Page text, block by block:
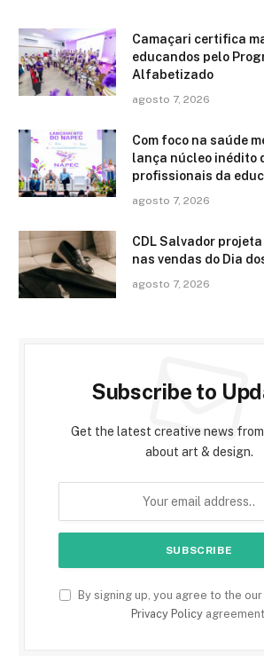
Camaçari certifica
educandos pelo
Alfabetizado
agosto 7, 2026
Com foco na saúde
lança núcleo inédito
profissionais da
agosto 7, 2026
CDL Salvador
nas vendas do Dia
agosto 7, 2026
Subscribe to
Get the latest creative news
about art & design.
By signing up, you agree to the
Privacy Policyagreement.